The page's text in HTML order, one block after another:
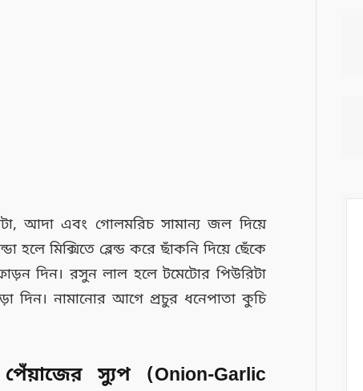
আদা এবং গোলমরিচ সামান্য জল দিয়ে
হলে মিক্সিতে ব্লেন্ড করে ছাঁকনি দিয়ে ছেঁকে
দিন। রসুন লাল হলে টমেটোর পিউরিটা
দিন। নামানোর আগে প্রচুর ধনেপাতা কুচি
স্যুপ (Onion-Garlic